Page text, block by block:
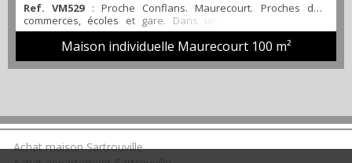
Ref. VM529: Proche Conflans. Maurecourt. Proches des
commerces, écoles et gare. Dans une rue calme, maison
rénovée en 2019, comprenant au rdc, entrée, bureau, chambre,
cuisine, séjour avec poêle à bois et un accès à une belle
terrasse de 30 m2. A l'étage grande suite parentale avec salle
de bains et rangements, sous-sol en rdj comprenant cave,
Maison individuelle Maurecourt 100 m²
Achat maison Sartrouville